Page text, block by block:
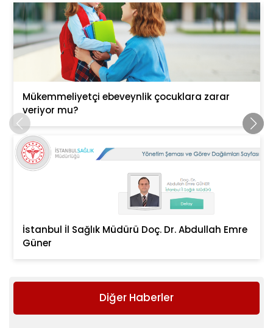
Mükemmeliyetçi ebeveynlik çocuklara zarar
veriyor mu?
İstanbul İl Sağlık Müdürü Doç. Dr. Abdullah Emre
Güner
Diğer Haberler